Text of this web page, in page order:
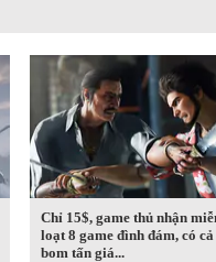
Chỉ 15$, game thủ nhận
loạt 8 game đình đám, có
bom tấn giá...